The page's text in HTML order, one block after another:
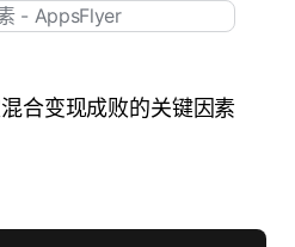
合变现成败的关键因素